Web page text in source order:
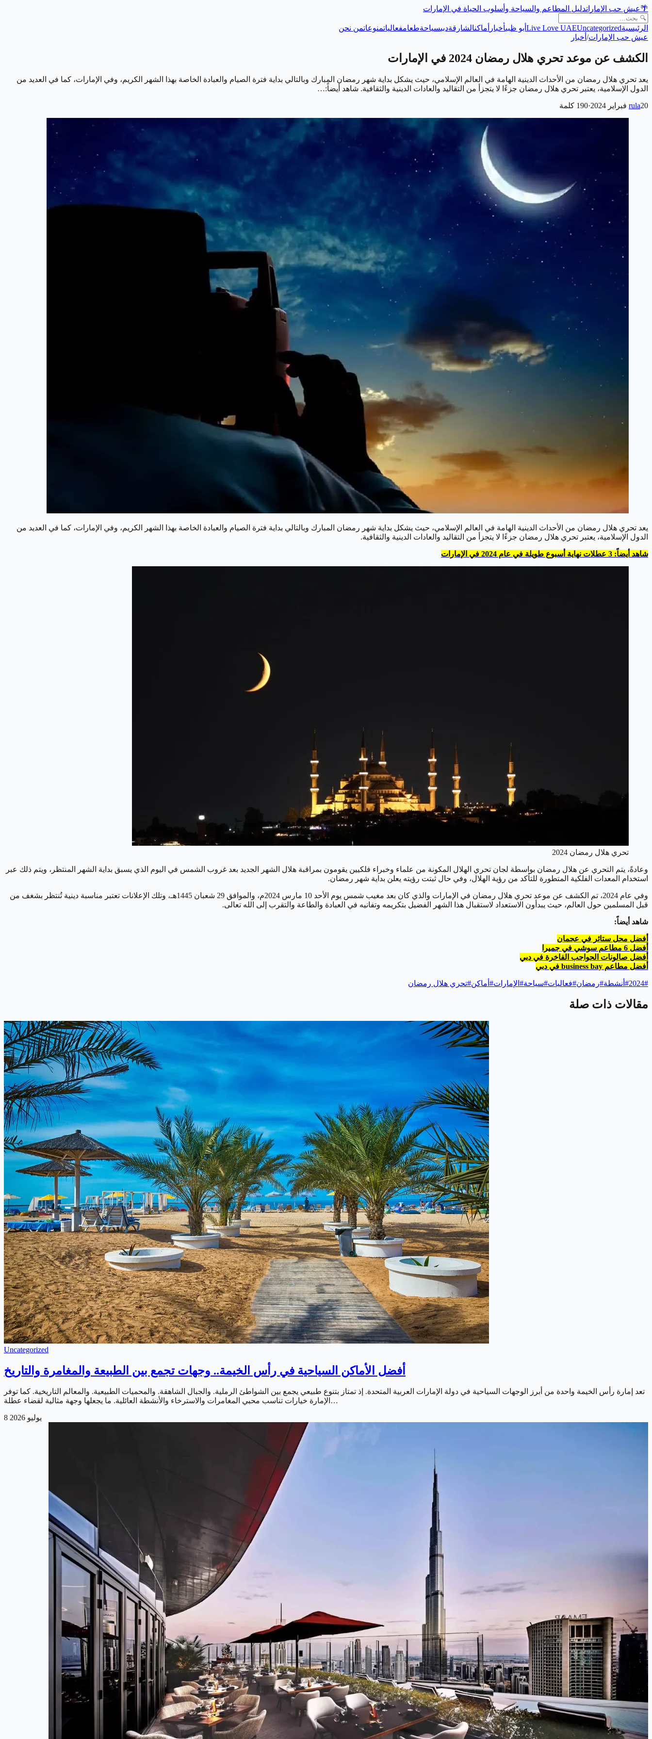
🌴عيش حب الإماراتدليل المطاعم والسياحة وأسلوب الحياة في الإمارات
الرئيسية Live Love UAEUncategorized أبو ظبيأخبار أماكنالشارقةدبيسياحةطعامفعالياتمنوعاتمن نحن
عيش حب الإمارات/ أخبار
الكشف عن موعد تحري هلال رمضان 2024 في الإمارات
يعد تحري هلال رمضان من الأحداث الدينية الهامة في العالم الإسلامي، حيث يشكل بداية شهر رمضان المبارك وبالتالي بداية فترة الصيام والعبادة الخاصة بهذا الشهر الكريم، وفي الإمارات، كما في العديد من
الدول الإسلامية، يعتبر تحري هلال رمضان جزءًا لا يتجزأ من التقاليد والعادات الدينية والثقافية. شاهد أيضاً:…
rula20 فبراير 2024 ·
190 كلمة
يعد تحري هلال رمضان من الأحداث الدينية الهامة في العالم الإسلامي، حيث يشكل بداية شهر رمضان المبارك وبالتالي بداية فترة الصيام والعبادة الخاصة بهذا الشهر الكريم، وفي الإمارات، كما في العديد من
الدول الإسلامية، يعتبر تحري هلال رمضان جزءًا لا يتجزأ من التقاليد والعادات الدينية والثقافية.
شاهد أيضاً: 3 عطلات نهاية أسبوع طويلة في عام 2024 في الإمارات
تحري هلال رمضان 2024
وعادةً، يتم التحري عن هلال رمضان بواسطة لجان تحري الهلال المكونة من علماء وخبراء فلكيين يقومون بمراقبة هلال الشهر الجديد بعد غروب الشمس في اليوم الذي يسبق بداية الشهر المنتظر، ويتم ذلك عبر
استخدام المعدات الفلكية المتطورة للتأكد من رؤية الهلال، وفي حال ثبتت رؤيته يعلن بداية شهر رمضان.
وفي عام 2024، تم الكشف عن موعد تحري هلال رمضان في الإمارات والذي كان بعد مغيب شمس يوم الأحد 10 مارس 2024م، والموافق 29 شعبان 1445هـ، وتلك الإعلانات تعتبر مناسبة دينية تُنتظر بشغف من
قبل المسلمين حول العالم، حيث يبدأون الاستعداد لاستقبال هذا الشهر الفضيل بتكريمه وتفانيه في العبادة والطاعة والتقرب إلى الله تعالى.
شاهد أيضاً:
أفضل محل ستائر في عجمان
أفضل 6 مطاعم سوشي في جميرا
أفضل صالونات الحواجب الفاخرة في دبي
أفضل مطاعم business bay في دبي
#2024# أنشطة#رمضان#فعاليات#سياحة# الإمارات# أماكن#تحري هلال رمضان
مقالات ذات صلة
Uncategorized
أفضل الأماكن السياحية في رأس الخيمة.. وجهات تجمع بين الطبيعة والمغامرة والتاريخ
تعد إمارة رأس الخيمة واحدة من أبرز الوجهات السياحية في دولة الإمارات العربية المتحدة. إذ تمتاز بتنوع طبيعي يجمع بين الشواطئ الرملية. والجبال الشاهقة. والمحميات الطبيعية. والمعالم التاريخية. كما توفر
الإمارة خيارات تناسب محبي المغامرات والاسترخاء والأنشطة العائلية. ما يجعلها وجهة مثالية لقضاء عطلة…
8 يوليو 2026